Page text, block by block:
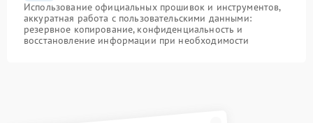
Использование официальных прошивок и инструментов,
аккуратная работа с пользовательскими данными:
резервное копирование, конфиденциальность и
восстановление информации при необходимости